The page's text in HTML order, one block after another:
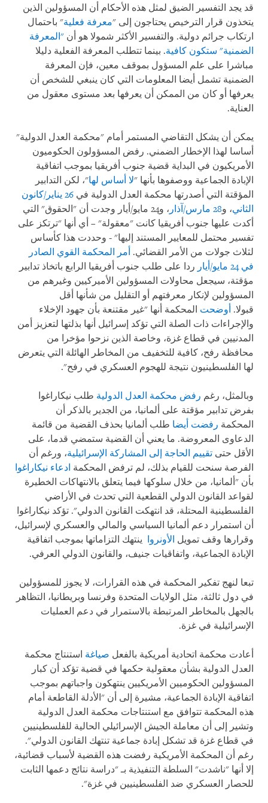
قد يجد التفسير الضيق لمثل هذه الأحكام أن المسؤولين الذين
يتخذون قرار الترخيص يحتاجون إلى "معرفة فعلية" باحتمال
ارتكاب جرائم دولية. والتفسير الأكثر شمولا هو أن "المعرفة
الضمنية" ستكون كافية. بينما تتطلب المعرفة الفعلية دليلا
مباشرا على علم المسؤول بموقف معين، فإن المعرفة
الضمنية تشمل أيضا المعلومات التي كان ينبغي للشخص أن
يعرفها أو كان من الممكن أن يعرفها بعد مستوى معقول من
العناية.
يمكن أن يشكل التقاضي المستمر أمام "محكمة العدل الدولية"
أساسا لهذا الإخطار الضمني. رفض المسؤولون الحكوميون
الأمريكيون في البداية قضية جنوب أفريقيا بموجب اتفاقية
الإبادة الجماعية ووصفوها بأنها "لا أساس لها"، لكن التدابير
المؤقتة التي أصدرتها محكمة العدل الدولية في
26 يناير/كانون
الثاني، و28 مارس/آذار
، و24 مايو/أيار وجدت أن "الحقوق" التي
أكدت عليها جنوب أفريقيا كانت "معقولة" – أي أنها "ترتكز على
تفسير محتمل للمعايير المستند إليها" - وحددت هذا كأساس
لثلاث جولات من الأمر القضائي. أمر المحكمة القوي الصادر
في 24 مايو/أيار
ردا على طلب جنوب أفريقيا الرابع باتخاذ تدابير
مؤقتة، سيجعل محاولات المسؤولين الأميركيين وغيرهم من
المسؤولين لإنكار معرفتهم أو التقليل من شأنها أقل
قبولا. أوضحت المحكمة أنها "غير مقتنعة بأن جهود الإخلاء
والإجراءات ذات الصلة التي تؤكد إسرائيل أنها بذلتها لتعزيز أمن
المدنيين في قطاع غزة، وخاصة الذين نزحوا مؤخرا من
محافظة رفح، كافية للتخفيف من المخاطر الهائلة التي يتعرض
لها الفلسطينيون نتيجة للهجوم العسكري في رفح".
وبالمثل، رغم رفض محكمة العدل الدولية طلب نيكاراغوا
بفرض تدابير مؤقتة على ألمانيا، من الجدير بالذكر أن
المحكمة رفضت أيضا طلب ألمانيا بحذف القضية من قائمة
الدعاوى المعروضة. ما يعني أن القضية ستمضي قدما، على
الأقل حتى تقييم الحاجة إلى المشاركة الإسرائيلية، ورغم أن
الفرصة سنحت للقيام بذلك، لم ترفض المحكمة ادعاء نيكاراغوا
بأن "ألمانيا، من خلال سلوكها فيما يتعلق بالانتهاكات الخطيرة
لقواعد القانون الدولي القطعية التي تحدث في الأراضي
الفلسطينية المحتلة، قد انتهكت القانون الدولي". تؤكد نيكاراغوا
أن استمرار دعم ألمانيا السياسي والمالي والعسكري لإسرائيل،
وقرارها وقف تمويل الأونروا ينتهك التزاماتها بموجب اتفاقية
الإبادة الجماعية، واتفاقيات جنيف، والقانون الدولي العرفي.
تبعا لنهج تفكير المحكمة في هذه القرارات، لا يجوز للمسؤولين
في دول ثالثة، مثل الولايات المتحدة وفرنسا وبريطانيا، التظاهر
بالجهل بالمخاطر المرتبطة بالاستمرار في دعم العمليات
الإسرائيلية في غزة.
أعادت محكمة اتحادية أمريكية بالفعل صياغة استنتاج محكمة
العدل الدولية بشأن معقولية حكمها في قضية تؤكد أن كبار
المسؤولين الحكوميين الأمريكيين ينتهكون واجباتهم بموجب
اتفاقية الإبادة الجماعية، مشيرة إلى أن "الأدلة القاطعة أمام
هذه المحكمة تتوافق مع استنتاجات محكمة العدل الدولية
وتشير إلى أن معاملة الجيش الإسرائيلي الحالية للفلسطينيين
في قطاع غزة قد تشكل إبادة جماعية تنتهك القانون الدولي".
رغم أن المحكمة الأمريكية رفضت هذه القضية لأسباب قضائية،
إلا أنها "ناشدت" السلطة التنفيذية بـ "دراسة نتائج دعمها الثابت
للحصار العسكري ضد الفلسطينيين في غزة".